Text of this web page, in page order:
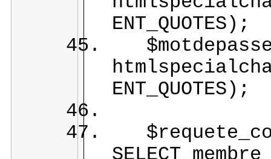
ENT_QUOTES);
ENT_QUOTES);